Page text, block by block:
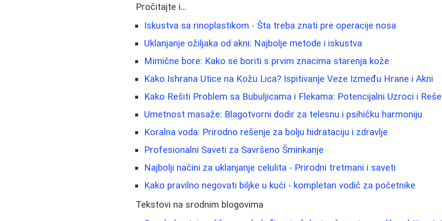
Pročitajte i...
Iskustva sa rinoplastikom - Šta treba znati pre operacije nosa
Uklanjanje ožiljaka od akni: Najbolje metode i iskustva
Mimične bore: Kako se boriti s prvim znacima starenja kože
Kako Ishrana Utice na Kožu Lica? Ispitivanje Veze Između Hrane i Akni
Kako Rešiti Problem sa Bubuljicama i Flekama: Potencijalni Uzroci i
Umetnost masaže: Blagotvorni dodir za telesnu i psihičku harmoniju
Koralna voda: Prirodno rešenje za bolju hidrataciju i zdravlje
Profesionalni Saveti za Savršeno Šminkanje
Najbolji načini za uklanjanje celulita - Prirodni tretmani i saveti
Kako pravilno negovati biljke u kući - kompletan vodič za početnike
Tekstovi na srodnim blogovima